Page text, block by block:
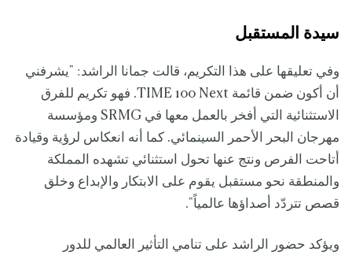
سيدة المستقبل
وفي تعليقها على هذا التكريم، قالت جمانا الراشد: "يشرفني
أن أكون ضمن قائمة TIME 100 Next. فهو تكريم للفرق
الاستثنائية التي أفخر بالعمل معها في SRMG ومؤسسة
مهرجان البحر الأحمر السينمائي. كما أنه انعكاس لرؤية وقيادة
أتاحت الفرص ونتج عنها تحول استثنائي تشهده المملكة
والمنطقة نحو مستقبل يقوم على الابتكار والإبداع وخلق
قصص تتردّد أصداؤها عالمياً".
ويؤكد حضور الراشد على تنامي التأثير العالمي للدور